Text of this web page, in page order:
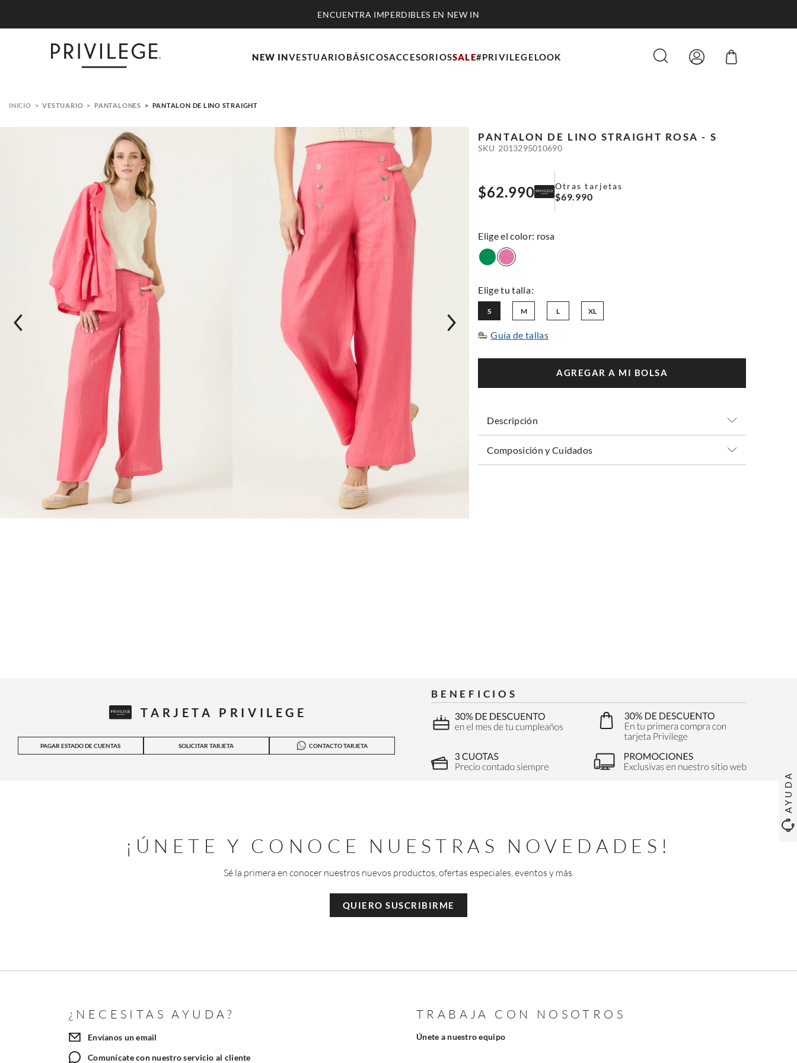
AYUDA
ENCUENTRA IMPERDIBLES EN NEW IN
NEW INVESTUARIOBÁSICOSACCESORIOSSALE#PRIVILEGELOOK
VESTUARIO PANTALONES PANTALON DE LINO STRAIGHT
PANTALON DE LINO STRAIGHT ROSA - S
SKU 2013295010690
$62.990 Otras tarjetas
$69.990
: rosa
L
M
S XL
Guía de tallas
AGREGAR A MI BOLSA
Descripción
Composición y Cuidados
TARJETA PRIVILEGE
PAGAR ESTADO DE CUENTAS SOLICITAR TARJETA CONTACTO TARJETA
BENEFICIOS
¡ÚNETE Y CONOCE NUESTRAS NOVEDADES!
Sé la primera en conocer nuestros nuevos productos, ofertas especiales, eventos y más.
QUIERO SUSCRIBIRME
¿NECESITAS AYUDA?
Envíanos un email
Comunícate con nuestro servicio al cliente
TRABAJA CON NOSOTROS
Únete a nuestro equipo